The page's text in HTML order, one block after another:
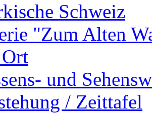
Schweiz
"Zum Alten
und
/ Zeittafel